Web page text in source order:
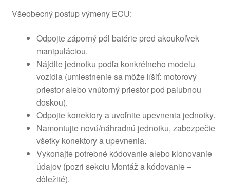
Všeobecný postup výmeny ECU:
Odpojte záporný pól batérie pred akoukoľvek
manipuláciou.
Nájdite jednotku podľa konkrétneho modelu
vozidla (umiestnenie sa môže líšiť: motorový
priestor alebo vnútorný priestor pod palubnou
doskou).
Odpojte konektory a uvoľnite upevnenia jednotky.
Namontujte novú/náhradnú jednotku, zabezpečte
všetky konektory a upevnenia.
Vykonajte potrebné kódovanie alebo klonovanie
údajov (pozri sekciu Montáž a kódovanie –
dôležité).